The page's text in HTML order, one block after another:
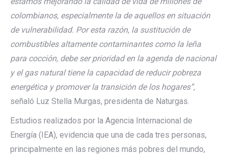
colombianos, especialmente la de aquellos en situación
de vulnerabilidad. Por esta razón, la sustitución de
combustibles altamente contaminantes como la leña
para cocción, debe ser prioridad en la agenda de nacional
y el gas natural tiene la capacidad de reducir pobreza
energética y promover la transición de los hogares”,
señaló Luz Stella Murgas, presidenta de Naturgas.
Estudios realizados por la Agencia Internacional de
Energía (IEA), evidencia que una de cada tres personas,
principalmente en las regiones más pobres del mundo,